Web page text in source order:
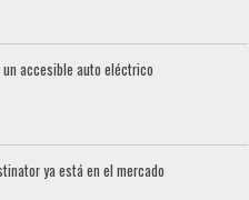
accesible auto eléctrico
ya está en el mercado